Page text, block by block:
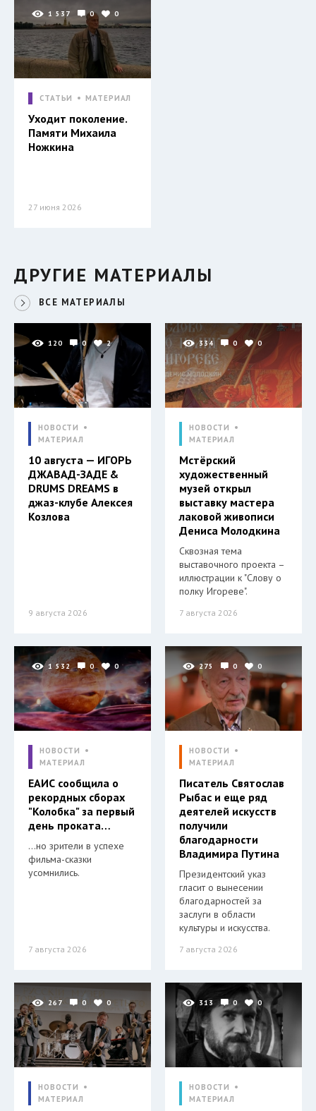
1 537 0 0
СТАТЬИ МАТЕРИАЛ
Уходит поколение.
Памяти Михаила
Ножкина
27 июня 2026
ДРУГИЕ МАТЕРИАЛЫ
ВСЕ МАТЕРИАЛЫ
120 0 2
НОВОСТИ
МАТЕРИАЛ
10 августа — ИГОРЬ
ДЖАВАД-ЗАДЕ &
DRUMS DREAMS в
джаз-клубе Алексея
Козлова
9 августа 2026
334 0 0
НОВОСТИ
МАТЕРИАЛ
Мстёрский
художественный
музей открыл
выставку мастера
лаковой живописи
Дениса Молодкина
Сквозная тема
выставочного проекта –
иллюстрации к "Слову о
полку Игореве".
7 августа 2026
1 532 0 0
НОВОСТИ
МАТЕРИАЛ
ЕАИС сообщила о
рекордных сборах
"Колобка" за первый
день проката…
…но зрители в успехе
фильма-сказки
усомнились.
7 августа 2026
275 0 0
НОВОСТИ
МАТЕРИАЛ
Писатель Святослав
Рыбас и еще ряд
деятелей искусств
получили
благодарности
Владимира Путина
Президентский указ
гласит о вынесении
благодарностей за
заслуги в области
культуры и искусства.
7 августа 2026
267 0 0
НОВОСТИ
МАТЕРИАЛ
313 0 0
НОВОСТИ
МАТЕРИАЛ